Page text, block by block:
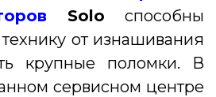
Solo способны
от изнашивания
крупные поломки. В
сервисном центре